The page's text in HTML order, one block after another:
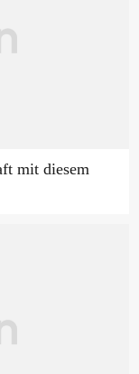
mit diesem